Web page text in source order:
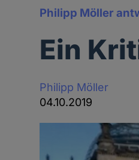
Philipp Möller
Ein
Philipp Möller
04.10.2019